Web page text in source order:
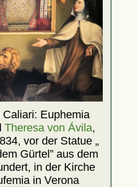
Caliari: Euphemia
Theresa von Ávila,
vor der Statue
Gürtel aus dem
in der Kirche
in Verona